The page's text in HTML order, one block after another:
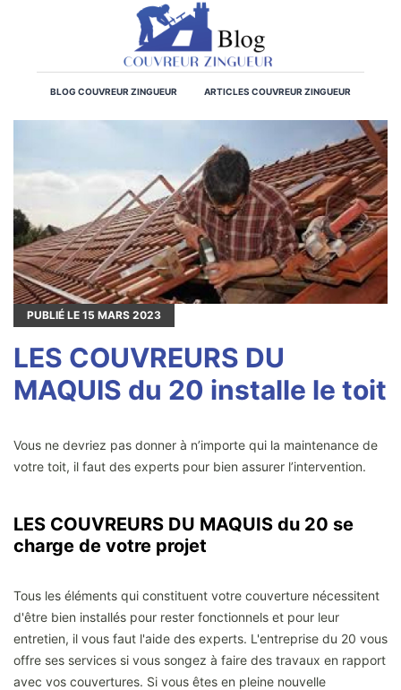
BLOG COUVREUR ZINGUEUR ARTICLES COUVREUR ZINGUEUR
PUBLIÉ LE 15 MARS 2023
LES COUVREURS DU
MAQUIS du 20 installe le toit
Vous ne devriez pas donner à n’importe qui la maintenance de
votre toit, il faut des experts pour bien assurer l’intervention.
LES COUVREURS DU MAQUIS du 20 se
charge de votre projet
Tous les éléments qui constituent votre couverture nécessitent
d'être bien installés pour rester fonctionnels et pour leur
entretien, il vous faut l'aide des experts. L'entreprise du 20 vous
offre ses services si vous songez à faire des travaux en rapport
avec vos couvertures. Si vous êtes en pleine nouvelle